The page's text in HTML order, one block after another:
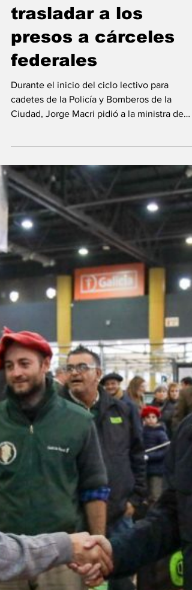
un plan para
trasladar a los
presos a cárceles
federales
Durante el inicio del ciclo lectivo para
cadetes de la Policía y Bomberos de la